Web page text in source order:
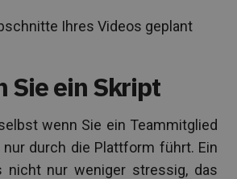
Ihres Videos geplant
Sie ein Skript
wenn Sie ein Teammitglied
nur durch die Plattform führt. Ein
nicht nur weniger stressig, das